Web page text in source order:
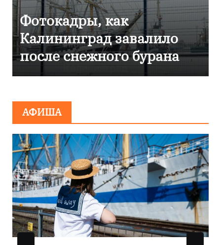
как
завалило
бурана
сообщения о
АФИША